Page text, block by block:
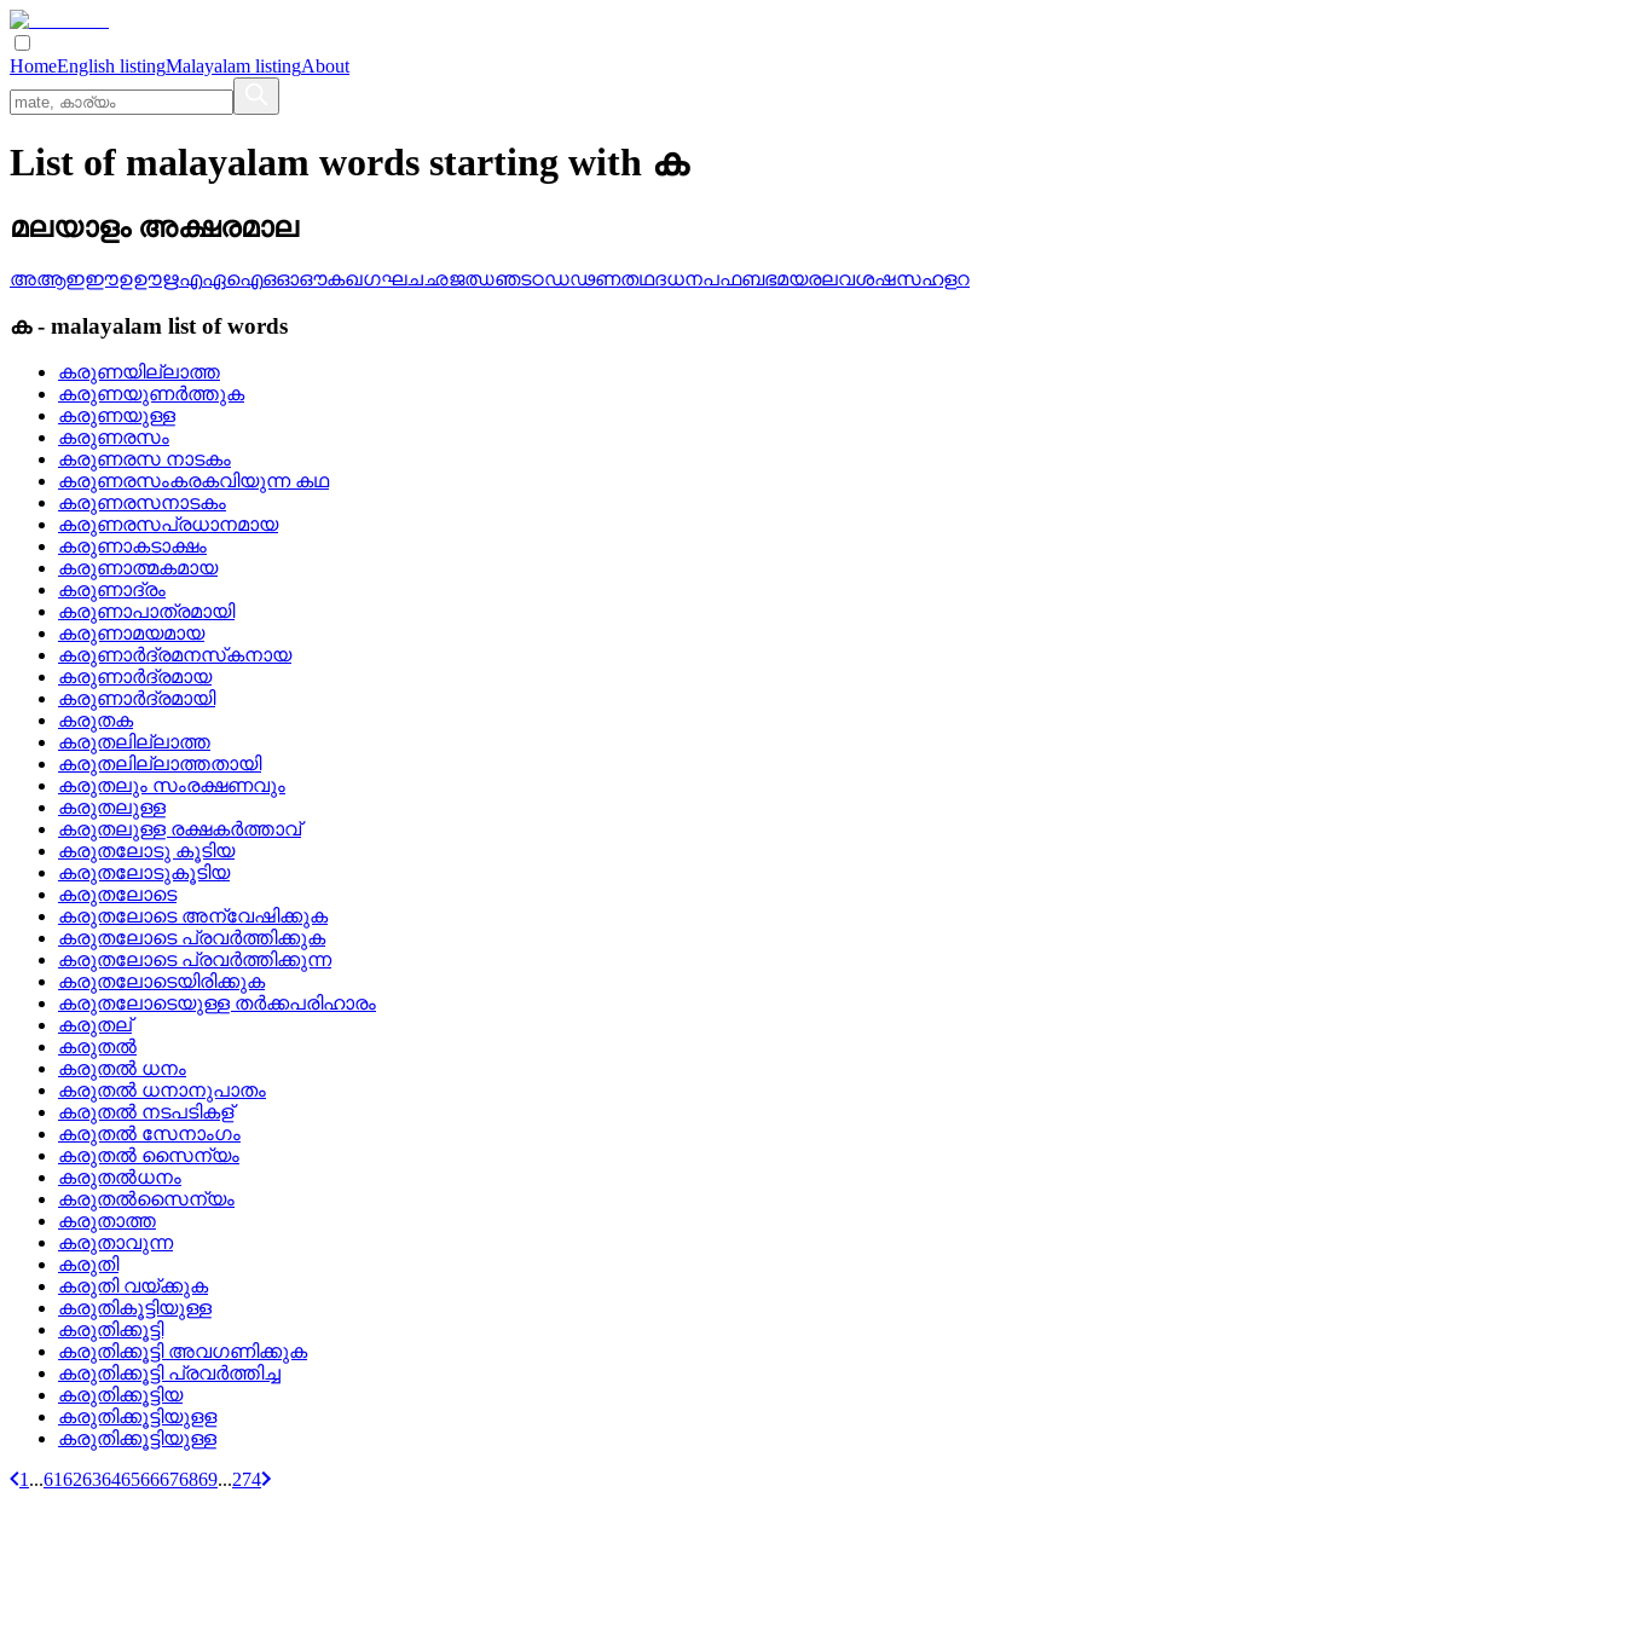
HomeEnglish listingMalayalam listingAbout
List of malayalam words starting with ക
മലയാളം അക്ഷരമാല
അആഇഈഉഊഋഎഏഐഒഓഔകഖഗഘചഛജഝഞടഠഡഢണതഥദധനപഫബഭമയരലവശഷസഹളറ
ക- malayalam list of words
കരുണയില്ലാത്ത
കരുണയുണര്‍ത്തുക
കരുണയുള്ള
കരുണരസം
കരുണരസ നാടകം
കരുണരസംകരകവിയുന്ന കഥ
കരുണരസനാടകം
കരുണരസപ്രധാനമായ
കരുണാകടാക്ഷം
കരുണാത്മകമായ
കരുണാദ്രം
കരുണാപാത്രമായി
കരുണാമയമായ
കരുണാര്‍ദ്രമനസ്‌കനായ
കരുണാര്‍ദ്രമായ
കരുണാര്‍ദ്രമായി
കരുതക
കരുതലില്ലാത്ത
കരുതലില്ലാത്തതായി
കരുതലും സംരക്ഷണവും
കരുതലുള്ള
കരുതലുള്ള രക്ഷകര്‍ത്താവ്
കരുതലോടു കൂടിയ
കരുതലോടുകൂടിയ
കരുതലോടെ
കരുതലോടെ അന്വേഷിക്കുക
കരുതലോടെ പ്രവര്‍ത്തിക്കുക
കരുതലോടെ പ്രവര്‍ത്തിക്കുന്ന
കരുതലോടെയിരിക്കുക
കരുതലോടെയുള്ള തര്‍ക്കപരിഹാരം
കരുതല്
കരുതല്‍
കരുതല്‍ ധനം
കരുതല്‍ ധനാനുപാതം
കരുതല്‍ നടപടികള്
കരുതല്‍ സേനാംഗം
കരുതല്‍ സൈന്യം
കരുതല്‍ധനം
കരുതല്‍സൈന്യം
കരുതാത്ത
കരുതാവുന്ന
കരുതി
കരുതി വയ്‌ക്കുക
കരുതികൂട്ടിയുള്ള
കരുതിക്കൂട്ടി
കരുതിക്കൂട്ടി അവഗണിക്കുക
കരുതിക്കൂട്ടി പ്രവര്‍ത്തിച്ച
കരുതിക്കൂട്ടിയ
കരുതിക്കൂട്ടിയുളള
കരുതിക്കൂട്ടിയുള്ള
1 ...616263646566676869...274